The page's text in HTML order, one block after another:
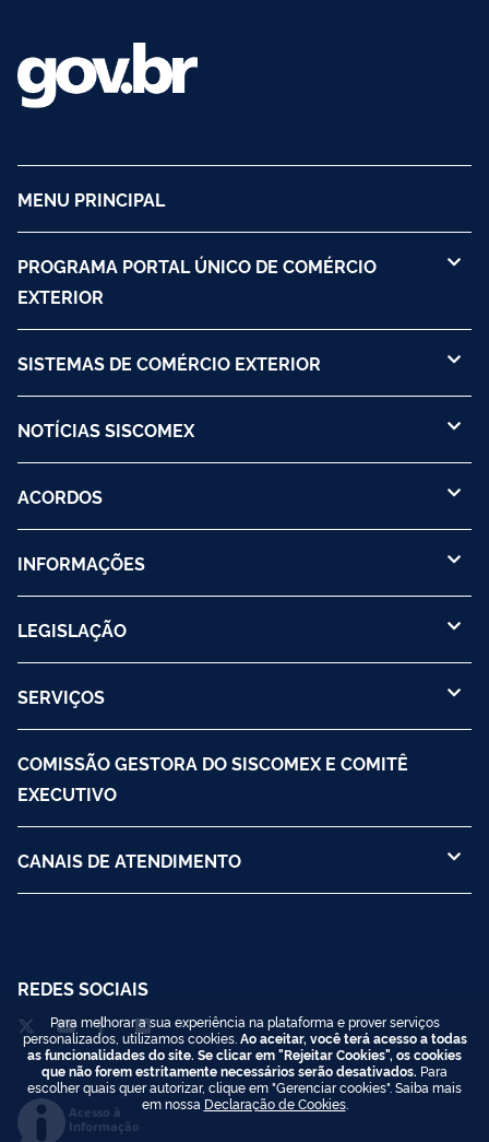
MENU PRINCIPAL
PROGRAMA PORTAL ÚNICO DE COMÉRCIO
EXTERIOR
SISTEMAS DE COMÉRCIO EXTERIOR
NOTÍCIAS SISCOMEX
ACORDOS
INFORMAÇÕES
LEGISLAÇÃO
SERVIÇOS
COMISSÃO GESTORA DO SISCOMEX E COMITÊ
EXECUTIVO
CANAIS DE ATENDIMENTO
REDES SOCIAIS
Acesso à
Informação
Para melhorar a sua experiência na plataforma e prover serviços
personalizados, utilizamos cookies. Ao aceitar, você terá acesso a todas
as funcionalidades do site. Se clicar em "Rejeitar Cookies", os cookies
que não forem estritamente necessários serão desativados. Para
escolher quais quer autorizar, clique em "Gerenciar cookies". Saiba mais
em nossa Declaração de Cookies.